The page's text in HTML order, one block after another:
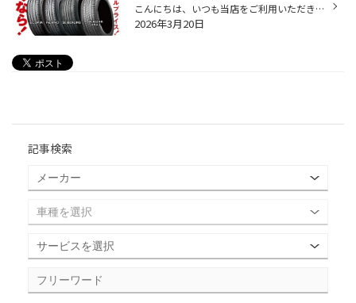
こんにちは、いつも当店をご利用いただきましてありがとうございます。 3/20(金)～3/29(日)まで、コクピット・タイヤ館におきまして、 期間限定！ サイズ限定！！ 数量限定！！！ お得にお買い求めいただける、「タイヤスペシャルプライスデー」がスタートします！ お得なタイヤのご紹介！！ ワゴン...
2026年3月20日
記事検索